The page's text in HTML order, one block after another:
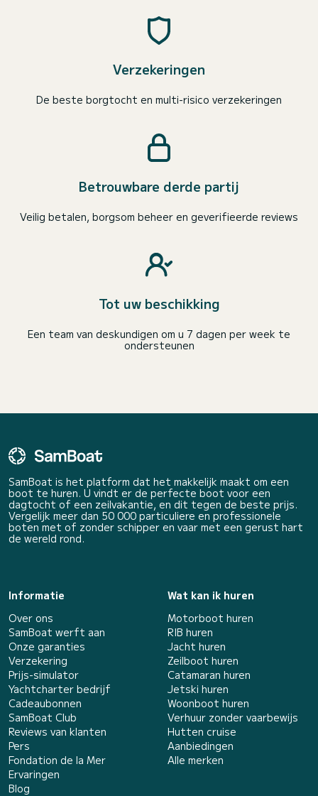
Verzekeringen
De beste borgtocht en multi-risico verzekeringen
Betrouwbare derde partij
Veilig betalen, borgsom beheer en geverifieerde reviews
Tot uw beschikking
Een team van deskundigen om u 7 dagen per week te
ondersteunen
SamBoat is het platform dat het makkelijk maakt om een
boot te huren. U vindt er de perfecte boot voor een
dagtocht of een zeilvakantie, en dit tegen de beste prijs.
Vergelijk meer dan 50 000 particuliere en professionele
boten met of zonder schipper en vaar met een gerust hart
de wereld rond.
Informatie
Over ons
SamBoat werft aan
Onze garanties
Verzekering
Prijs-simulator
Yachtcharter bedrijf
Cadeaubonnen
SamBoat Club
Reviews van klanten
Pers
Fondation de la Mer
Ervaringen
Blog
Wat kan ik huren
Motorboot huren
RIB huren
Jacht huren
Zeilboot huren
Catamaran huren
Jetski huren
Woonboot huren
Verhuur zonder vaarbewijs
Hutten cruise
Aanbiedingen
Alle merken